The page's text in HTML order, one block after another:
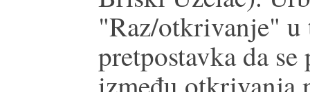
"Raz/otkrivanje" u
pretpostavka da